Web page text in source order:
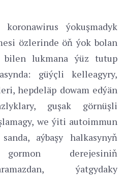
koronawirus ýokuşmadyk
özlerinde öň ýok bolan
bilen lukmana ýüz tutup
güýçli kelleagyry,
hepdeläp dowam edýän
guşak görnüşli
we ýiti autoimmun
aýbaşy halkasynyň
gormon derejesiniň
ýatgydaky